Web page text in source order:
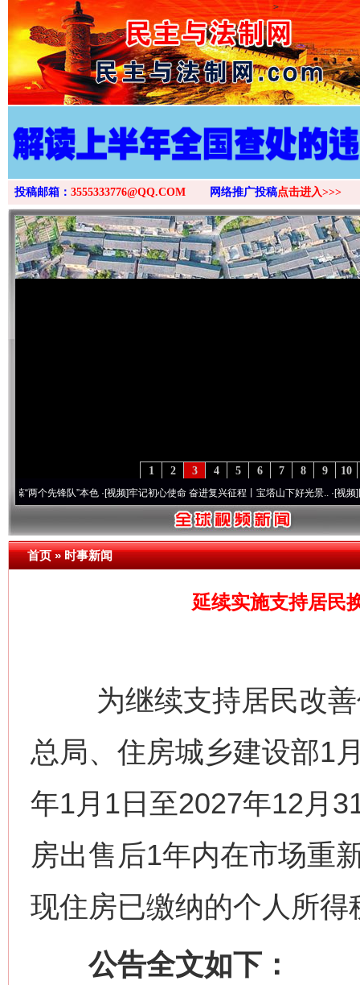
>
投稿邮箱： 3555333776@QQ.COM 网络推广投稿点击进入>>>
10
9
8
7
6
5
4
3
2
1
先锋队”本色·[视频]牢记初心使命 奋进复兴征程丨宝塔山下好光景..·[视频]因党而生
首页»时事新闻
延续实施支持居民
为继续支持居民改善
总局、住房城乡建设部1
年1月1日至2027年12月
房出售后1年内在市场重
现住房已缴纳的个人所
公告全文如下：